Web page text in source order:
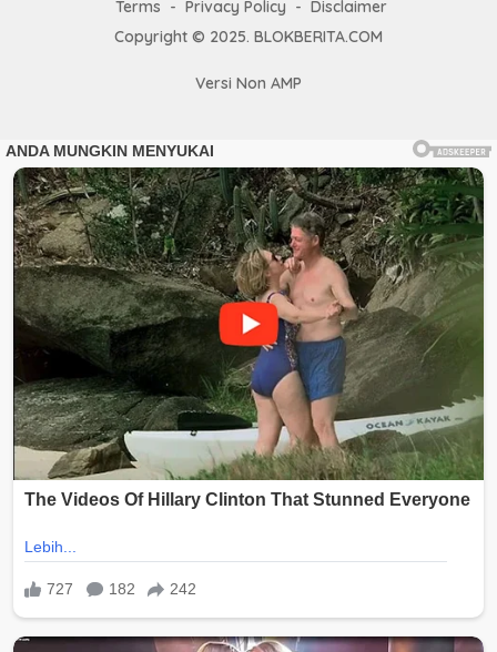
Terms
Privacy Policy
Disclaimer
Copyright © 2025. BLOKBERITA.COM
Versi Non AMP